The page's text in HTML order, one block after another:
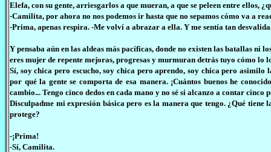
Elefa, con su gente, arriesgarlos a que mueran, a que se peleen entre ellos,
-Camilita, por ahora no nos podemos ir hasta que no sepamos cómo va a
-Prima, apenas respira. -Me volví a abrazar a ella. Y me sentía tan
Y pensaba aún en las aldeas más pacíficas, donde no existen las batallas ni
eres mujer de repente mejoras, progresas y murmuran detrás tuyo cómo lo
Sí, soy chica pero escucho, soy chica pero aprendo, soy chica pero asimilo
por qué la gente se comporta de esa manera. ¡Cuántos buenos he
cambio... Tengo cinco dedos en cada mano y no sé si alcanzo a contar cinco
Disculpadme mi expresión básica pero es la manera que tengo. ¿Qué
protege?
-¡Prima!
-Sí, Camilita.